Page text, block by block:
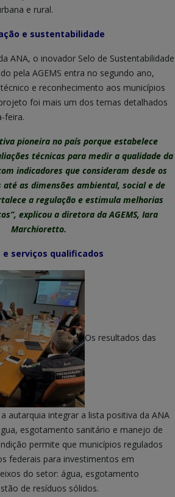
e rural.
e sustentabilidade
ANA, o inovador Selo de Sustentabilidade
pela AGEMS entra no segundo ano,
e reconhecimento aos municípios
foi mais um dos temas detalhados
feira.
pioneira no país porque estabelece
técnicas para medir a qualidade da
indicadores que consideram desde os
até as dimensões ambiental, social e de
a regulação e estimula melhorias
explicou a diretora da AGEMS, Iara
Marchioretto.
serviços qualificados
Os resultados das
autarquia integrar a lista positiva da ANA
esgotamento sanitário e manejo de
permite que municípios regulados
federais para investimentos em
do setor: água, esgotamento
de resíduos sólidos.